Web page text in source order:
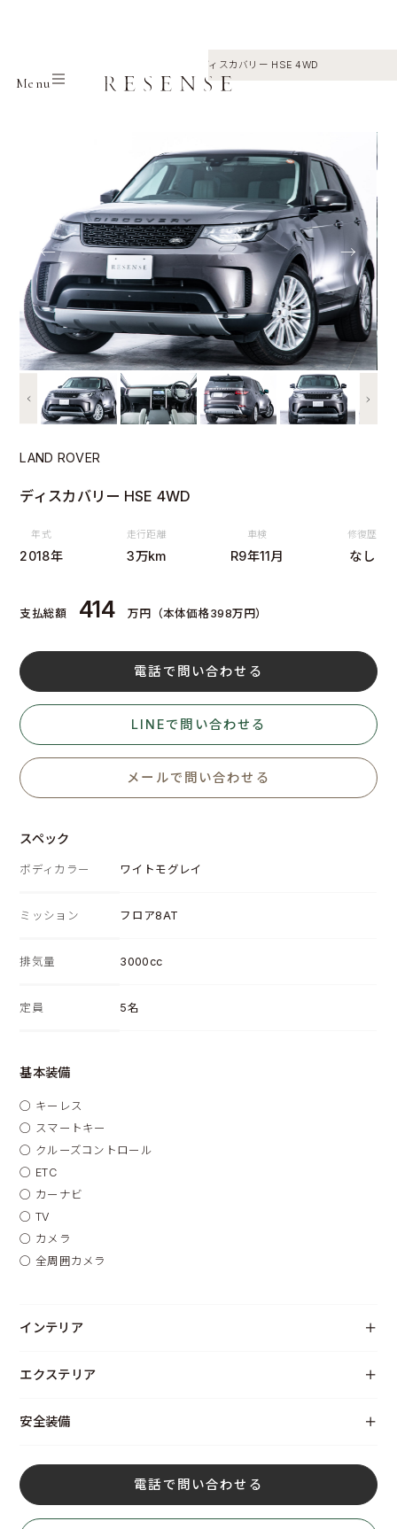
Menu
ディスカバリー HSE 4WD
← →
LAND ROVER
ディスカバリー HSE 4WD
年式
2018年
走行距離
3万km
車検
R9年11月
修復歴
なし
支払総額 414 万円（本体価格398万円）
電話で問い合わせる
LINEで問い合わせる
メールで問い合わせる
スペック
ボディカラー ワイトモグレイ
ミッション フロア8AT
排気量 3000cc
定員 5名
基本装備
◯ キーレス
◯ スマートキー
◯ クルーズコントロール
◯ ETC
◯ カーナビ
◯ TV
◯ カメラ
◯ 全周囲カメラ
インテリア
エクステリア
安全装備
電話で問い合わせる